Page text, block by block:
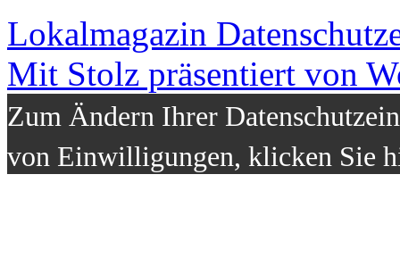
Lokalmagazin
Mit Stolz präsentiert von
Zum Ändern Ihrer
von Einwilligungen, klicken Sie